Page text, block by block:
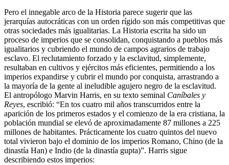
Pero el innegable arco de la Historia parece sugerir que las
jerarquías autocráticas con un orden rígido son más competitivas que
otras sociedades más igualitarias. La Historia escrita ha sido un
proceso de imperios que se consolidan, conquistando a pueblos más
igualitarios y cubriendo el mundo de campos agrarios de trabajo
esclavo. El reclutamiento forzado y la esclavitud, simplemente,
resultaban en cultivos y ejércitos más eficientes, permitiendo a los
imperios expandirse y cubrir el mundo por conquista, arrastrando a
la mayoría de la gente al ineludible agujero negro de la esclavitud.
El antropólogo Marvin Harris, en su texto seminal Caníbales y
Reyes, escribió: “En tos cuatro mil años transcurridos entre la
aparición de los primeros estados y el comienzo de la era cristiana, la
población mundial se elevó de aproximadamente 87 millones a 225
millones de habitantes. Prácticamente los cuatro quintos del nuevo
total vivieron bajo el dominio de los imperios Romano, Chino (de la
dinastía Han) e Indio (de la dinastía gupta)”. Harris sigue
describiendo estos imperios: